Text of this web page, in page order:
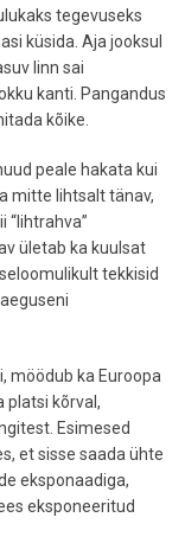
tegevuseks
küsida. Aja jooksul
linn sai
kanti. Pangandus
kõike.
peale hakata kui
mitte lihtsalt tänav,
“lihtrahva”
ületab ka kuulsat
tekkisid
möödub ka Euroopa
platsi kõrval,
Esimesed
et sisse saada ühte
eksponaadiga,
eksponeeritud